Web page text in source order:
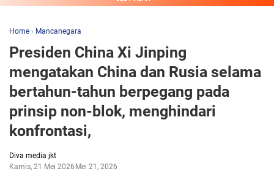
Home › Mancanegara
Presiden China Xi Jinping
mengatakan China dan Rusia selama
bertahun-tahun berpegang pada
prinsip non-blok, menghindari
konfrontasi,
Diva media jkt
Kamis, 21 Mei 2026 Mei 21, 2026